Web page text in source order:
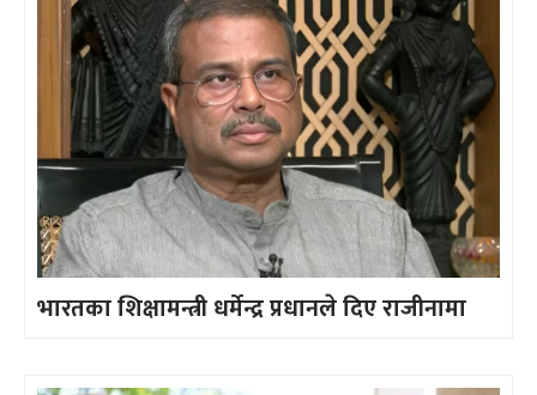
भारतका शिक्षामन्त्री धर्मेन्द्र प्रधानले दिए राजीनामा